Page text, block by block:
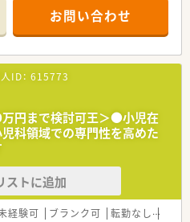
あり、集合研修だけでなく任意で受
されています
外で活躍する従業員、将来経営幹部
して様々な活躍ができるフィールド
日休み・19時までの勤務）どちらか
モール・クリニック併設店舗」「敷
店舗」など様々な店舗を運営してい
んでおり「訪問調剤特化型店舗」を
業界最多の51店舗設置しています
業」「健康経営優良法人2023（大規模
一人ひとりが働きやすい環境が整備
お問い合わせ
ID： 615773
万円まで検討可王＞●小児在
科領域での専門性を高めた
ストに追加
経験可 ブランク可 転勤なし